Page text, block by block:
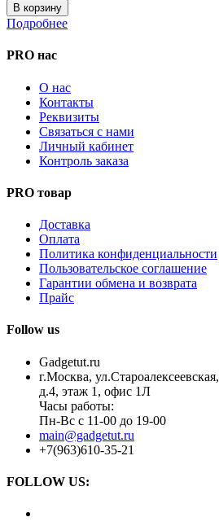
Подробнее
PRO нас
О нас
Контакты
Реквизиты
Связаться с нами
Личный кабинет
Контроль заказа
PRO товар
Доставка
Оплата
Политика конфиденциальности
Пользовательское соглашение
Гарантии обмена и возврата
Прайс
Follow us
Gadgetut.ru
г.Москва, ул.Староалексеевская,
д.4, этаж 1, офис 1Л
Часы работы:
Пн-Вс с 11-00 до 19-00
main@gadgetut.ru
+7(963)610-35-21
FOLLOW US: